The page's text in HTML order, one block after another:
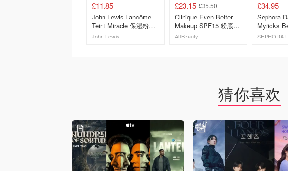
£11.85
John Lewis Lancôme
Teint Miracle 保湿粉底
液
John Lewis
£23.15 £35.50
Clinique Even Better
Makeup SPF15 粉底液
30ml
AllBeauty
£34.95
Sephora
Myricks
肤膏 18g
SEPHORA
猜你喜欢